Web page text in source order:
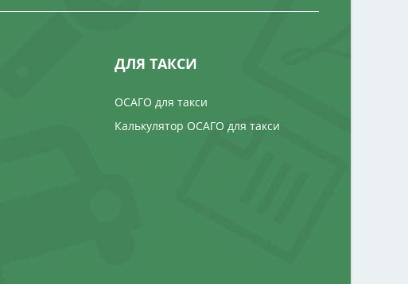
ДЛЯ ТАКСИ
ОСАГО для такси
Калькулятор ОСАГО для такси